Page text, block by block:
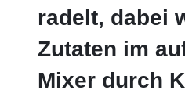
radelt, dabei
Zutaten im
Mixer durch